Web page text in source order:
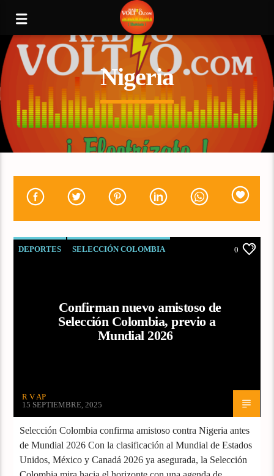
Nigeria
DEPORTES SELECCIÓN COLOMBIA 0
Confirman nuevo amistoso de
Selección Colombia, previo a
Mundial 2026
R V AP
15 SEPTIEMBRE, 2025
Selección Colombia confirma amistoso contra Nigeria antes
de Mundial 2026 Con la clasificación al Mundial de Estados
Unidos, México y Canadá 2026 ya asegurada, la Selección